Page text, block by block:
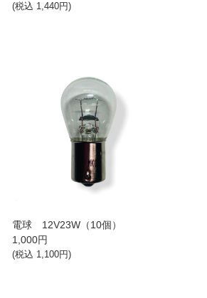
(税込 1,440円)
電球 12V23W（10個）
1,000円
(税込 1,100円)